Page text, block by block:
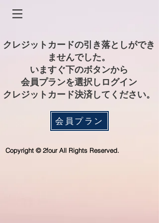
クレジットカードの引き落としができ
ませんでした。
いますぐ下のボタンから
会員プランを選択しログイン
クレジットカード決済してください。
会員プラン
Copyright © 2four All Rights Reserved.